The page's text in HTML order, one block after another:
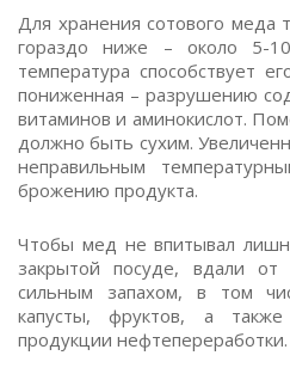
Для хранения сотового меда
гораздо ниже – около 5-
температура способствует
пониженная – разрушению
витаминов и аминокислот.
должно быть сухим.
неправильным
брожению продукта.
Чтобы мед не впитывал
закрытой посуде, вдали
сильным запахом, в том
капусты, фруктов, а
продукции нефтепереработки.